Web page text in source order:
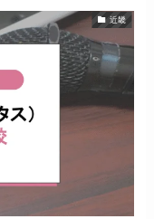
近畿